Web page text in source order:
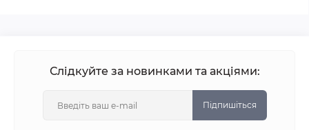
Слідкуйте за новинками та акціями:
Підпишіться